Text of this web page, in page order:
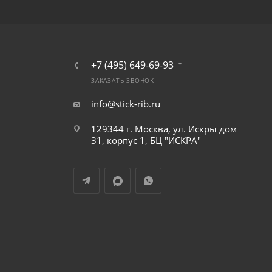
+7 (495) 649-69-93
ЗАКАЗАТЬ ЗВОНОК
info@stick-rib.ru
129344 г. Москва, ул. Искры дом
31, корпус 1, БЦ "ИСКРА"